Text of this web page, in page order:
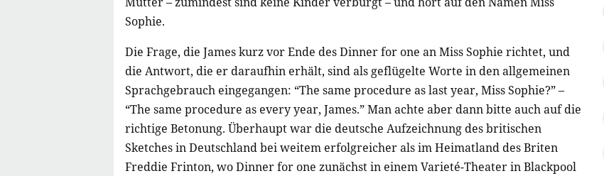
Sophie.
Die Frage, die James kurz vor Ende des Dinner for one an Miss Sophie richtet, und
die Antwort, die er daraufhin erhält, sind als geflügelte Worte in den allgemeinen
Sprachgebrauch eingegangen: “The same procedure as last year, Miss Sophie?” –
“The same procedure as every year, James.” Man achte aber dann bitte auch auf die
richtige Betonung. Überhaupt war die deutsche Aufzeichnung des britischen
Sketches in Deutschland bei weitem erfolgreicher als im Heimatland des Briten
Freddie Frinton, wo Dinner for one zunächst in einem Varieté-Theater in Blackpool